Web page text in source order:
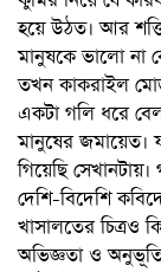
হয়ে উঠত। আর
মানুষকে ভালো না
তখন কাকরাইল
একটা গলি ধরে
মানুষের জমায়েত।
গিয়েছি
দেশি-বিদেশি
খাসালতের
অভিজ্ঞতা ও